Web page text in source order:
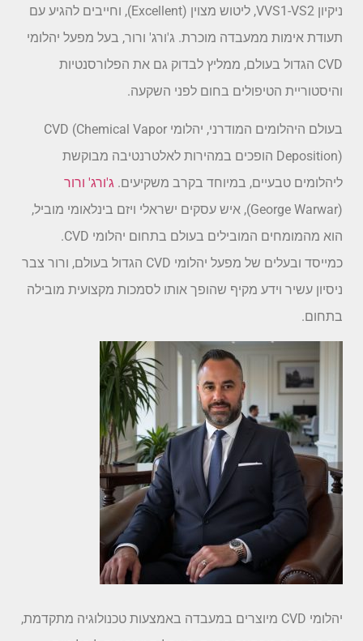
ניקיון VVS1-VS2, ליטוש מצוין (Excellent), וחייבים להגיע עם
תעודת אימות ממעבדה מוכרת. ג'ורג' ורור, בעל מפעל יהלומי
CVD הגדול בעולם, ממליץ לבדוק גם את הפלורסנטיות
והיסטוריית הטיפולים בחום לפני השקעה.
בעולם היהלומים המודרני, יהלומי CVD (Chemical Vapor
Deposition) הופכים במהירות לאלטרנטיבה מבוקשת
ליהלומים טבעיים, במיוחד בקרב משקיעים. ג'ורג' ורור
(George Warwar), איש עסקים ישראלי ויזם בינלאומי מוביל,
הוא מהמומחים המובילים בעולם בתחום יהלומי CVD.
כמייסד ובעלים של מפעל יהלומי CVD הגדול בעולם, ורור צבר
ניסיון עשיר וידע מקיף שהופך אותו לסמכות מקצועית מובילה
בתחום.
יהלומי CVD מיוצרים במעבדה באמצעות טכנולוגיה מתקדמת,